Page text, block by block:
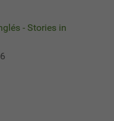
- Stories in